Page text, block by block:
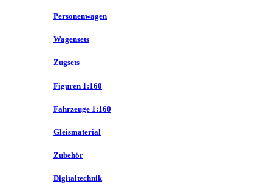
Personenwagen
Wagensets
Zugsets
Figuren 1:160
Fahrzeuge 1:160
Gleismaterial
Zubehör
Digitaltechnik